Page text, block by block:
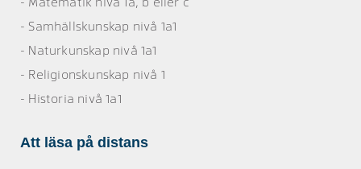
- Samhällskunskap nivå 1a1
- Naturkunskap nivå 1a1
- Religionskunskap nivå 1
- Historia nivå 1a1
Att läsa på distans